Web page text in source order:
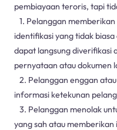
pembiayaan teroris, tapi
1. Pelanggan
identifikasi yang tidak
dapat langsung diverifikasi
pernyataan atau dokumen
2. Pelanggan enggan
informasi ketekunan
3. Pelanggan menolak
yang sah atau